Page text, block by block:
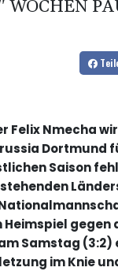
WOCHEN
Felix Nmecha
Dortmund
Saison
gegen
Samstag (3:2)
im Knie